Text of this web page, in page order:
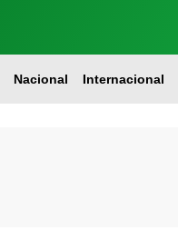
Nacional Internacional